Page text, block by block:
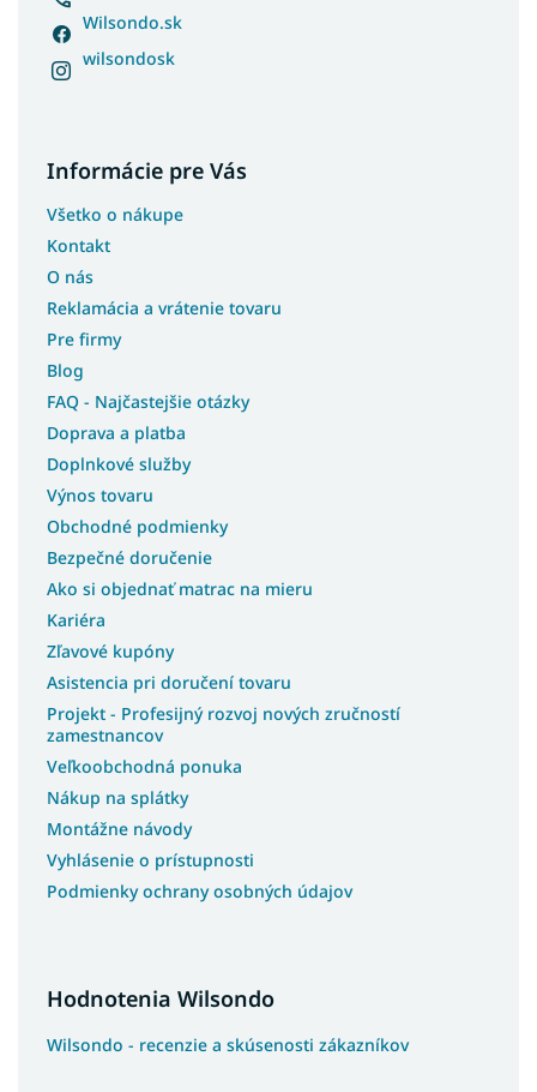
Wilsondo.sk
wilsondosk
Informácie pre Vás
Všetko o nákupe
Kontakt
O nás
Reklamácia a vrátenie tovaru
Pre firmy
Blog
FAQ - Najčastejšie otázky
Doprava a platba
Doplnkové služby
Výnos tovaru
Obchodné podmienky
Bezpečné doručenie
Ako si objednať matrac na mieru
Kariéra
Zľavové kupóny
Asistencia pri doručení tovaru
Projekt - Profesijný rozvoj nových zručností
zamestnancov
Veľkoobchodná ponuka
Nákup na splátky
Montážne návody
Vyhlásenie o prístupnosti
Podmienky ochrany osobných údajov
Hodnotenia Wilsondo
Wilsondo - recenzie a skúsenosti zákazníkov